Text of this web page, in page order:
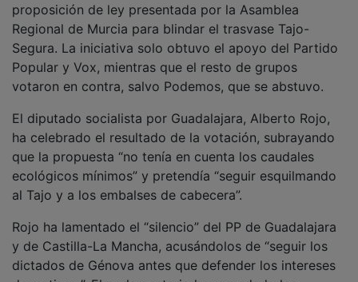
Regional de Murcia para blindar el trasvase Tajo-
Segura. La iniciativa solo obtuvo el apoyo del Partido
Popular y Vox, mientras que el resto de grupos
votaron en contra, salvo Podemos, que se abstuvo.
ha celebrado el resultado de la votación, subrayando
que la propuesta “no tenía en cuenta los caudales
ecológicos mínimos” y pretendía “seguir esquilmando
al Tajo y a los embalses de cabecera”.
y de Castilla-La Mancha, acusándolos de “seguir los
dictados de Génova antes que defender los intereses
de su tierra”. El parlamentario ha recordado los